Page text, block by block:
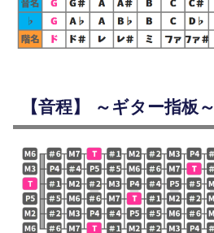
【音程】 ～ギター指板～